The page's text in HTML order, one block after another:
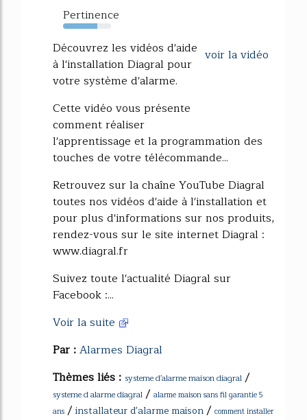
Pertinence
72%
voir la vidéo
Découvrez les vidéos d'aide
à l'installation Diagral pour
votre système d'alarme.
Cette vidéo vous présente
comment réaliser
l'apprentissage et la programmation des
touches de votre télécommande...
Retrouvez sur la chaîne YouTube Diagral
toutes nos vidéos d'aide à l'installation et
pour plus d'informations sur nos produits,
rendez-vous sur le site internet Diagral :
www.diagral.fr
Suivez toute l'actualité Diagral sur
Facebook :...
Voir la suite
Par :Alarmes Diagral
Thèmes liés : systeme d'alarme maison diagral /
systeme d alarme diagral / alarme maison sans fil garantie 5
ans / installateur d'alarme maison/ comment installer